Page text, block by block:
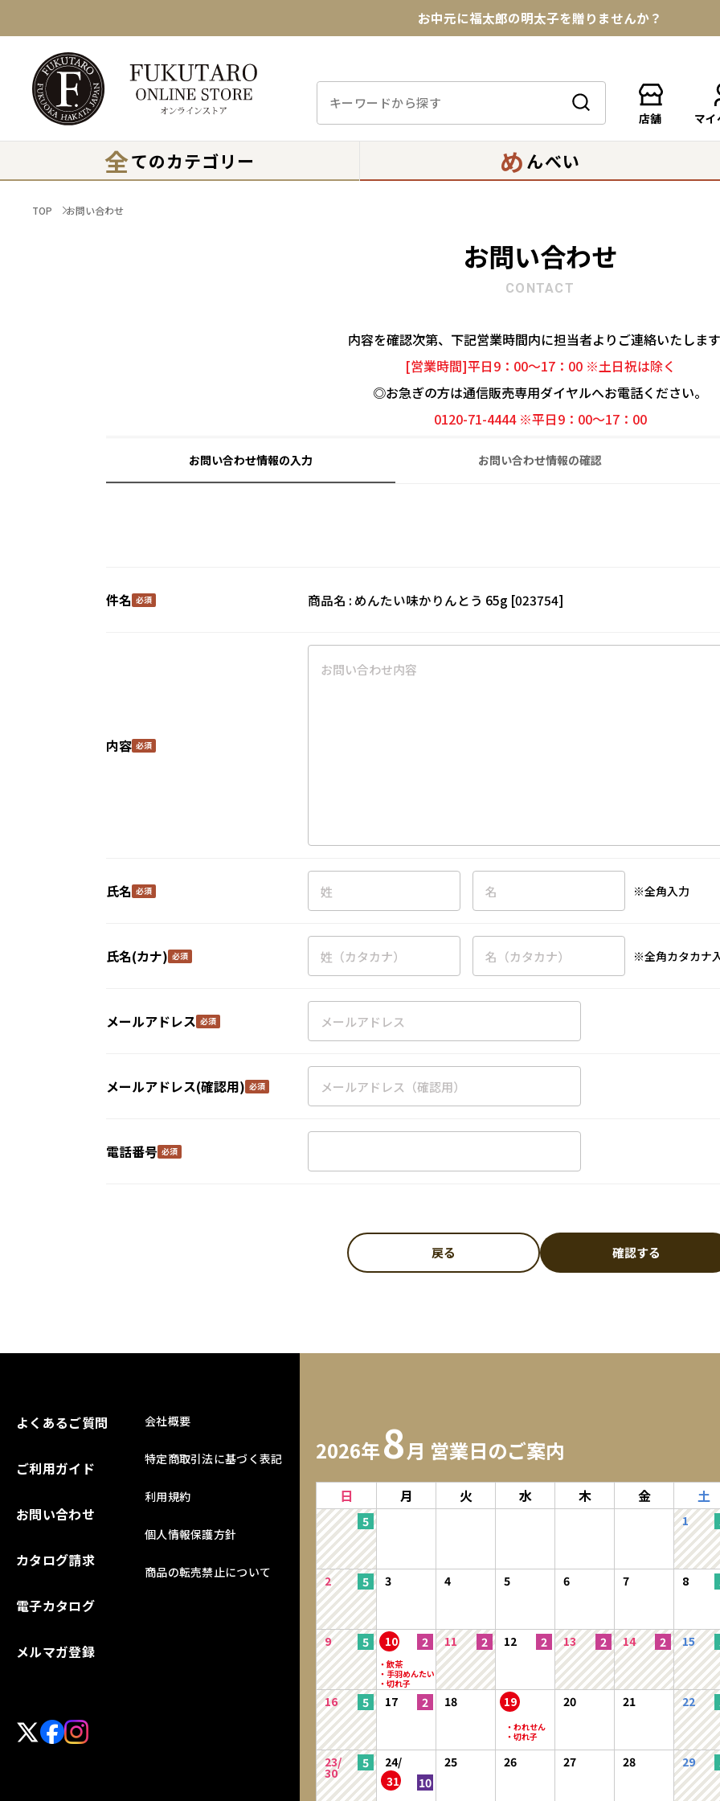
お中元に福太郎の明太子を贈りませんか？
【色々な味を試したい方へ】ポストイン！めんべい
送料全国一律770円！10,800円以上で送料無料
店舗 マ
全てのカテゴリー め んべい
TOP お問い合わせ
お問い合わせ
CONTACT
内容を確認次第、下記営業時間内に担当者よりご連絡いたしま
[営業時間]平日9：00～17：00 ※土日祝は除く
◎お急ぎの方は通信販売専用ダイヤルへお電話ください。
0120-71-4444 ※平日9：00～17：00
お問い合わせ情報の入力 お問い合わせ情報の確認
件名 商品名 : めんたい味かりんとう 65g [023754]
内容
氏名 ※全角入力
氏名(カナ) ※全角カタカナ
メールアドレス
メールアドレス(確認用)
電話番号
確認する
戻る
2026年8月 営業日のご案内
日 月 火 水 木 金 土
1
2 3 4 5 6 7 8
9 10 11 12 13 14 15
16 17 18 19 20 21 22
23/
30
24/
31
25 26 27 28 29
よくあるご質問
ご利用ガイド
お問い合わせ
カタログ請求
電子カタログ
メルマガ登録
会社概要
特定商取引法に基づく表記
利用規約
個人情報保護方針
商品の転売禁止について